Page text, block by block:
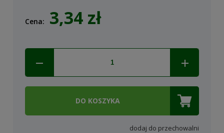
Cena: 3,34 zł
DO KOSZYKA
dodaj do przechowalni